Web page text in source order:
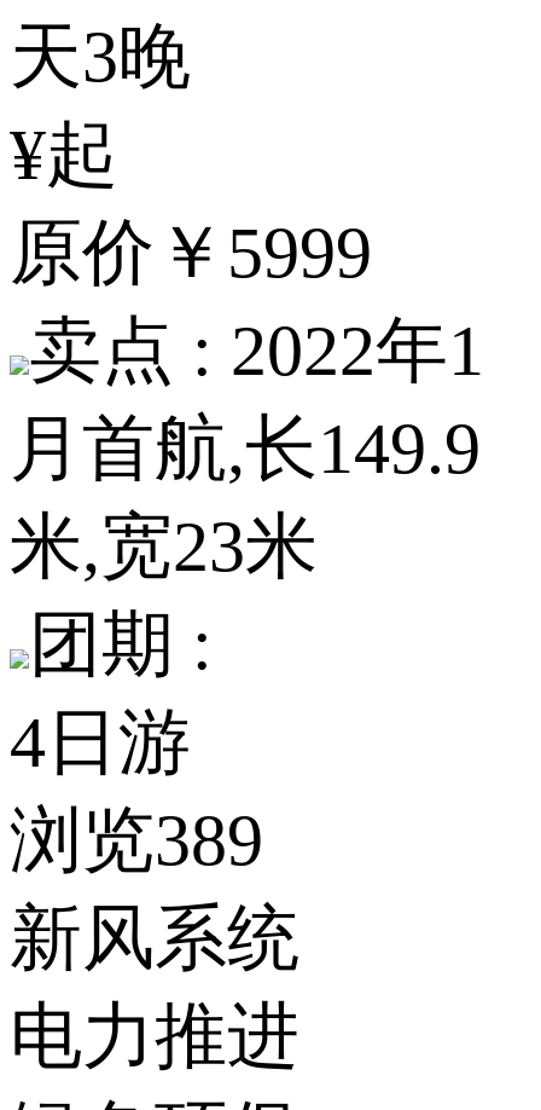
天3晚
¥起
原价 ￥5999
卖点 : 2022年1
月首航,长149.9
米,宽23米
团期 :
4日游
浏览389
新风系统
电力推进